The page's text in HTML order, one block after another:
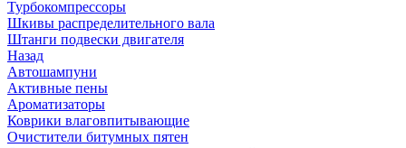
Турбокомпрессоры
Шкивы распределительного вала
Штанги подвески двигателя
Назад
Автошампуни
Активные пены
Ароматизаторы
Коврики влаговпитывающие
Очистители битумных пятен